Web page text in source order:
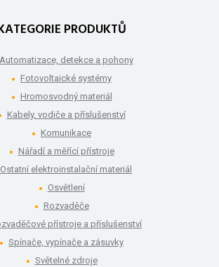
PRODUKTŮ
Automatizace, detekce a pohony
Fotovoltaické systémy
Hromosvodný materiál
Kabely, vodiče a příslušenství
Komunikace
Nářadí a měřící přístroje
Ostatní elektroinstalační materiál
Osvětlení
Rozvaděče
přístroje a příslušenství
Spínače, vypínače a zásuvky
Světelné zdroje